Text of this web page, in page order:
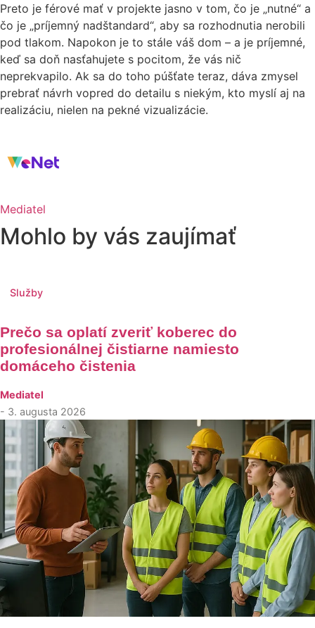
Preto je férové mať v projekte jasno v tom, čo je „nutné“ a
čo je „príjemný nadštandard“, aby sa rozhodnutia nerobili
pod tlakom. Napokon je to stále váš dom – a je príjemné,
keď sa doň nasťahujete s pocitom, že vás nič
neprekvapilo. Ak sa do toho púšťate teraz, dáva zmysel
prebrať návrh vopred do detailu s niekým, kto myslí aj na
realizáciu, nielen na pekné vizualizácie.
Mediatel
Mohlo by vás zaujímať
Služby
Prečo sa oplatí zveriť koberec do
profesionálnej čistiarne namiesto
domáceho čistenia
Mediatel
- 3. augusta 2026